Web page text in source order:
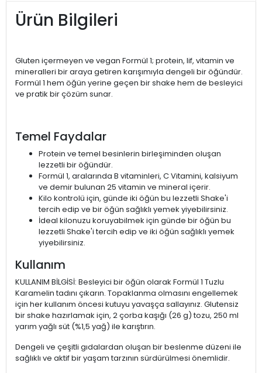
Ürün Bilgileri
Gluten içermeyen ve vegan Formül 1; protein, lif, vitamin ve
mineralleri bir araya getiren karışımıyla dengeli bir öğündür.
Formül 1 hem öğün yerine geçen bir shake hem de besleyici
ve pratik bir çözüm sunar.
Temel Faydalar
Protein ve temel besinlerin birleşiminden oluşan
lezzetli bir öğündür.
Formül 1, aralarında B vitaminleri, C Vitamini, kalsiyum
ve demir bulunan 25 vitamin ve mineral içerir.
Kilo kontrolü için, günde iki öğün bu lezzetli Shake'i
tercih edip ve bir öğün sağlıklı yemek yiyebilirsiniz.
İdeal kilonuzu koruyabilmek için günde bir öğün bu
lezzetli Shake'i tercih edip ve iki öğün sağlıklı yemek
yiyebilirsiniz.
Kullanım
KULLANIM BİLGİSİ: Besleyici bir öğün olarak Formül 1 Tuzlu
Karamelin tadını çıkarın. Topaklanma olmasını engellemek
için her kullanım öncesi kutuyu yavaşça sallayınız. Glutensiz
bir shake hazırlamak için, 2 çorba kaşığı (26 g) tozu, 250 ml
yarım yağlı süt (%1,5 yağ) ile karıştırın.
Dengeli ve çeşitli gıdalardan oluşan bir beslenme düzeni ile
sağlıklı ve aktif bir yaşam tarzının sürdürülmesi önemlidir.